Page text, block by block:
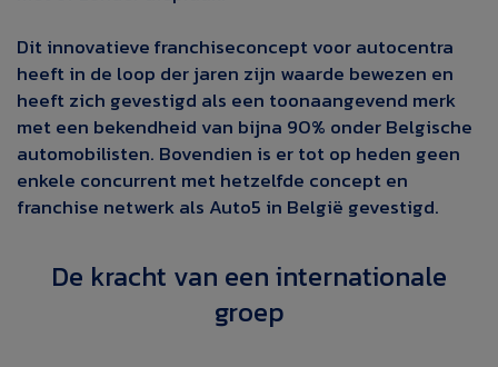
Dit innovatievefranchiseconcept voor autocentra
heeft in de loop der jaren zijn waarde bewezen en
heeft zich gevestigd als een toonaangevend merk
met een bekendheid van bijna 90% onderBelgische
automobilisten. Bovendien is er tot op heden geen
enkele concurrent met hetzelfde concept en
franchise netwerkals Auto5 in België gevestigd.
De kracht van een internationale
groep